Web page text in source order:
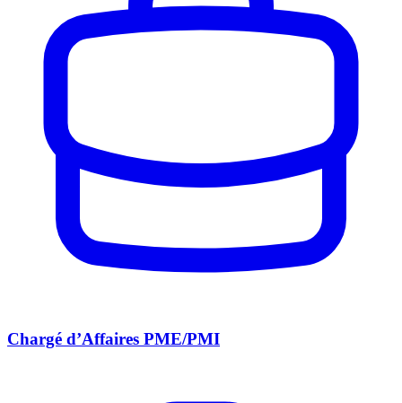
Chargé d’Affaires PME/PMI